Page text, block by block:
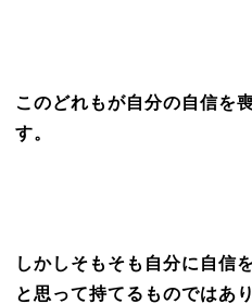
このどれもが自分の自信を
す。
しかしそもそも自分に自信
と思って持てるものではあ